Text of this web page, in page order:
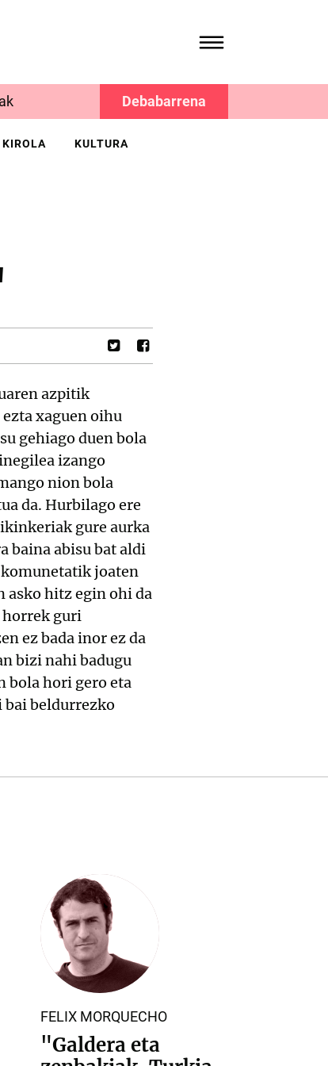
Debabarrena
KIROLA KULTURA
azpitik
xaguen oihu
gehiago duen bola
izango
nion bola
da. Hurbilago ere
gure aurka
baina abisu bat aldi
joaten
asko hitz egin ohi da
horrek guri
ez bada inor ez da
bizi nahi badugu
bola hori gero eta
bai beldurrezko
FELIX MORQUECHO
"Galdera eta